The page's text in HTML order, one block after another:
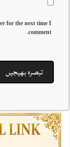
for the next time I
comment.